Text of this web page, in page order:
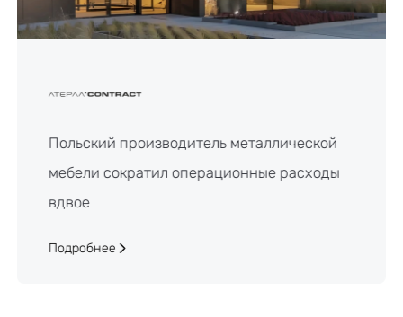
Польский производитель металлической
мебели сократил операционные расходы
вдвое
Подробнее